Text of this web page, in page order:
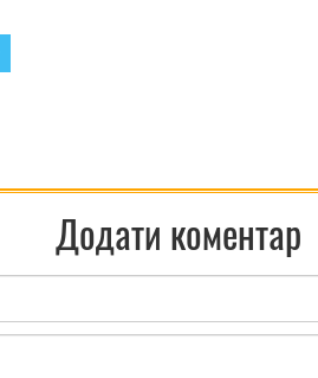
Додати коментар